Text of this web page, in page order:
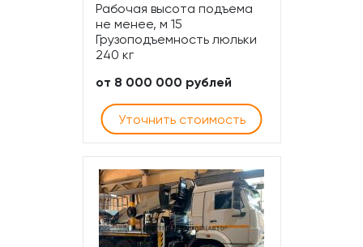
Рабочая высота подъема
не менее, м 15
Грузоподъемность люльки
240 кг
от 8 000 000 рублей
Уточнить стоимость